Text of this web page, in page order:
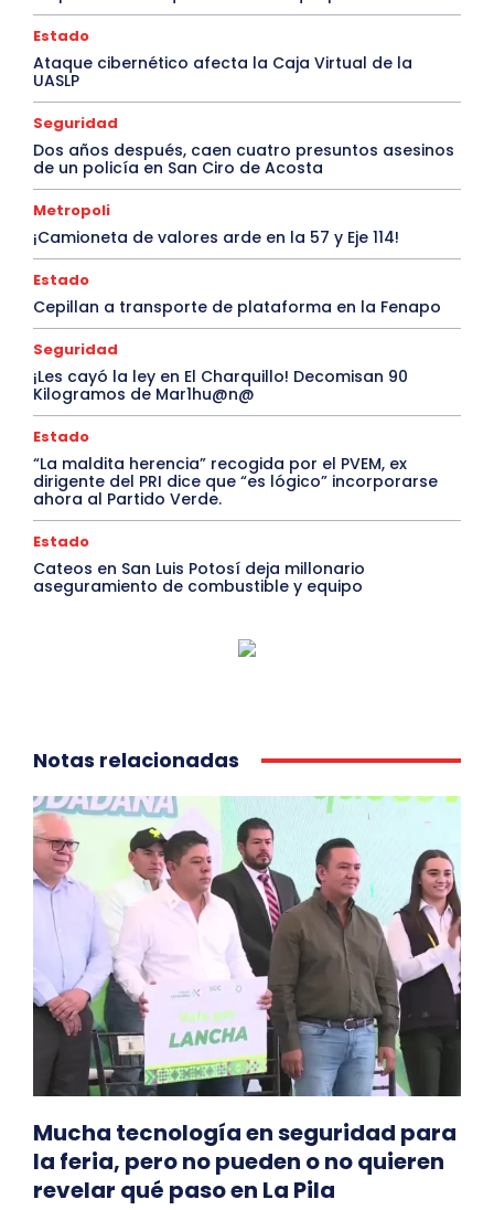
Estado
Ataque cibernético afecta la Caja Virtual de la
UASLP
Seguridad
Dos años después, caen cuatro presuntos asesinos
de un policía en San Ciro de Acosta
Metropoli
¡Camioneta de valores arde en la 57 y Eje 114!
Estado
Cepillan a transporte de plataforma en la Fenapo
Seguridad
¡Les cayó la ley en El Charquillo! Decomisan 90
Kilogramos de Mar1hu@n@
Estado
“La maldita herencia” recogida por el PVEM, ex
dirigente del PRI dice que “es lógico” incorporarse
ahora al Partido Verde.
Estado
Cateos en San Luis Potosí deja millonario
aseguramiento de combustible y equipo
Notas relacionadas
Mucha tecnología en seguridad para
la feria, pero no pueden o no quieren
revelar qué paso en La Pila